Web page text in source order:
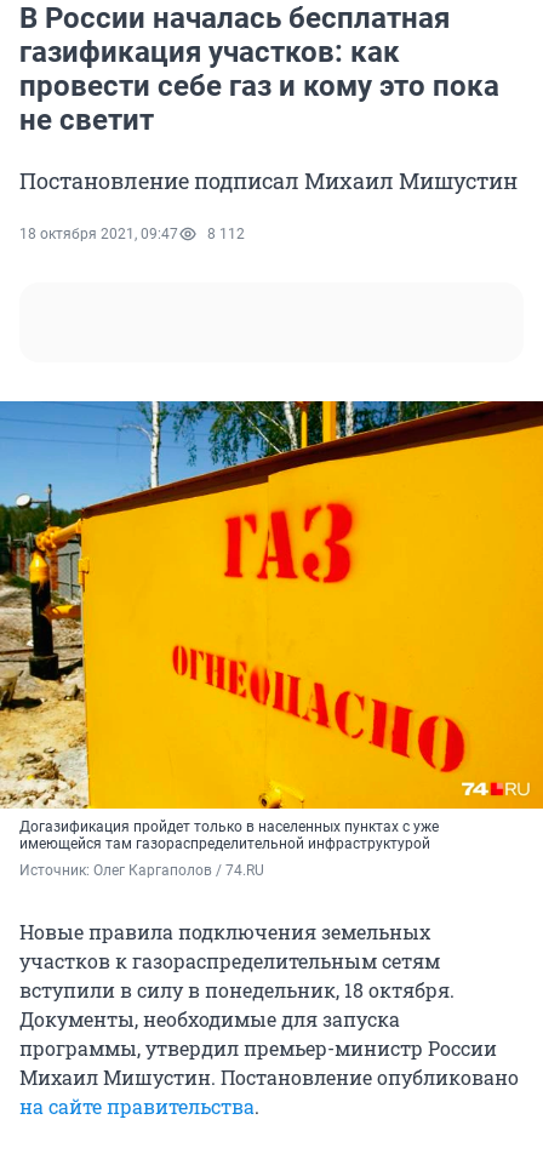
В России началась бесплатная
газификация участков: как
провести себе газ и кому это пока
не светит
Постановление подписал Михаил Мишустин
18 октября 2021, 09:47 8 112
Догазификация пройдет только в населенных пунктах с уже
имеющейся там газораспределительной инфраструктурой
Источник: Олег Каргаполов / 74.RU
Новые правила подключения земельных
участков к газораспределительным сетям
вступили в силу в понедельник, 18 октября.
Документы, необходимые для запуска
программы, утвердил премьер-министр России
Михаил Мишустин. Постановление опубликовано
на сайте правительства.